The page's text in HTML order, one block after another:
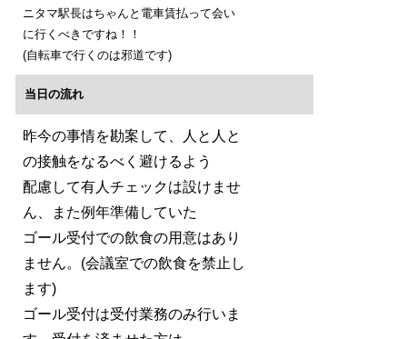
ニタマ駅長はちゃんと電車賃払って会い
に行くべきですね！！
(自転車で行くのは邪道です)
当日の流れ
昨今の事情を勘案して、人と人と
の接触をなるべく避けるよう
配慮して有人チェックは設けませ
ん、また例年準備していた
ゴール受付での飲食の用意はあり
ません。(会議室での飲食を禁止し
ます)
ゴール受付は受付業務のみ行いま